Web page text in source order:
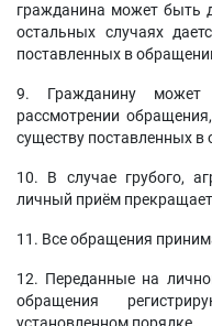
гражданина может быть
остальных случаях
поставленных в
9. Гражданину
рассмотрении
существу поставленных
10. В случае грубого,
личный приём
11. Все обращения
12. Переданные на
обращения